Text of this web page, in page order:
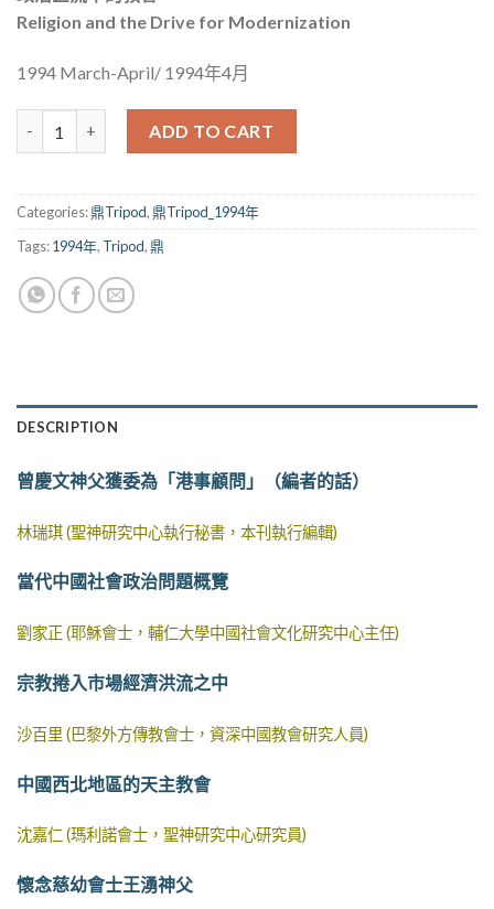
Religion and the Drive for Modernization
1994 March-April/ 1994年4月
ADD TO CART
Categories:鼎Tripod,鼎Tripod_1994年
Tags:1994年, Tripod,鼎
DESCRIPTION
曾慶文神父獲委為「港事顧問」（編者的話）
林瑞琪 (聖神研究中心執行秘書，本刊執行編輯)
當代中國社會政治問題概覽
劉家正 (耶穌會士，輔仁大學中國社會文化研究中心主任)
宗教捲入市場經濟洪流之中
沙百里 (巴黎外方傳教會士，資深中國教會研究人員)
中國西北地區的天主教會
沈嘉仁 (瑪利諾會士，聖神研究中心研究員)
懷念慈幼會士王湧神父